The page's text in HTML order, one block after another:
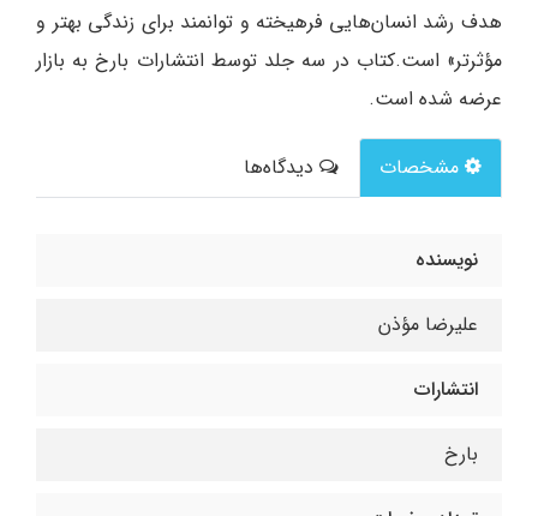
هدف رشد انسان‌هایی فرهیخته و توانمند برای زندگی بهتر و
مؤثرتر» است.کتاب در سه جلد توسط انتشارات بارخ به بازار
عرضه شده است.
مشخصات دیدگاه‌ها
نویسنده
علیرضا مؤذن
انتشارات
بارخ